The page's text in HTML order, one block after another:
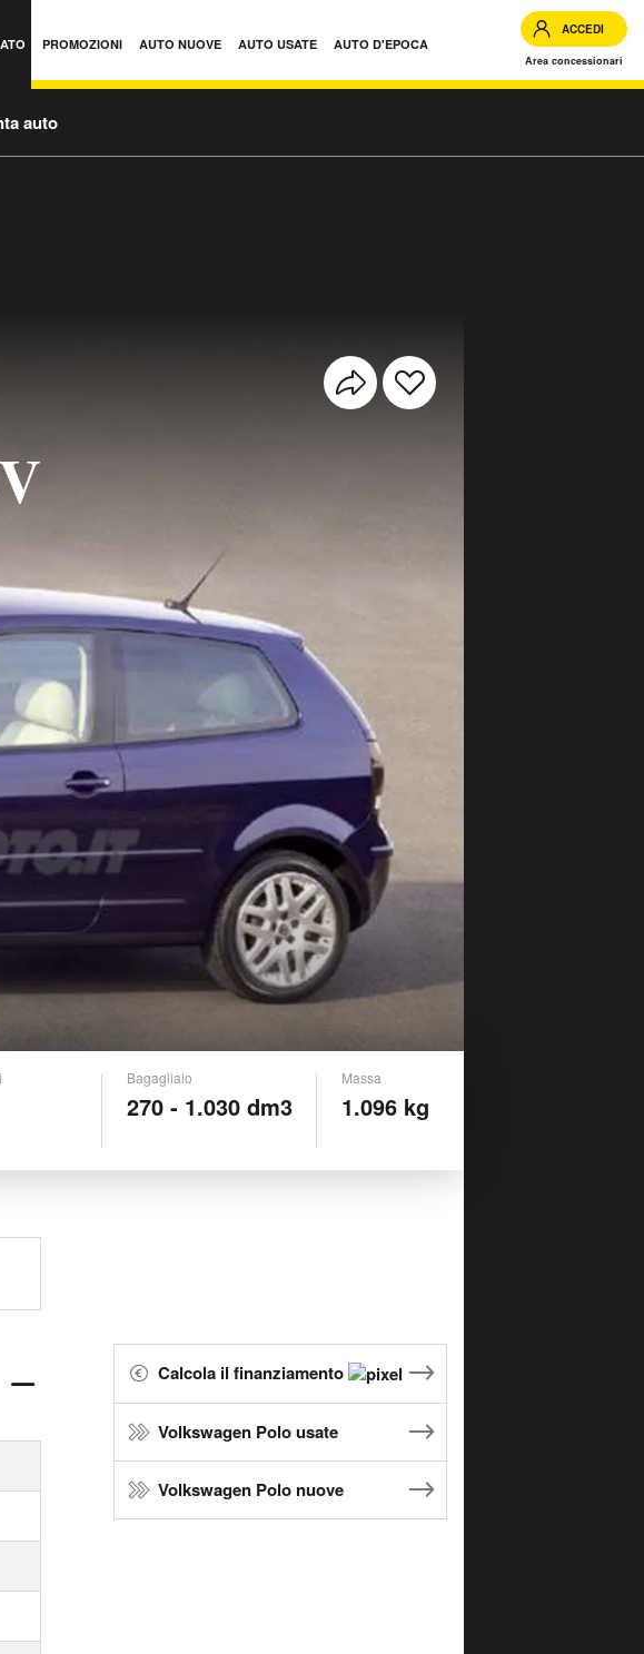
PROMOZIONI AUTO NUOVE AUTO USATE AUTO D'EPOCA
ACCEDI
Area concessionari
auto
Bagagliaio
270 - 1.030 dm3
Massa
1.096 kg
Calcola il finanziamento
Volkswagen Polo usate
Volkswagen Polo nuove